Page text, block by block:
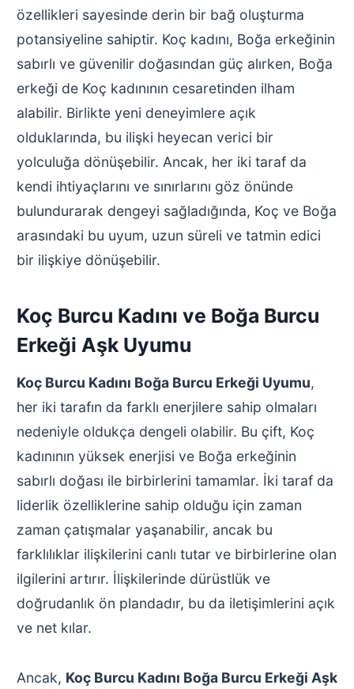
özellikleri sayesinde derin bir bağ oluşturma
potansiyeline sahiptir. Koç kadını, Boğa erkeğinin
sabırlı ve güvenilir doğasından güç alırken, Boğa
erkeği de Koç kadınının cesaretinden ilham
alabilir. Birlikte yeni deneyimlere açık
olduklarında, bu ilişki heyecan verici bir
yolculuğa dönüşebilir. Ancak, her iki taraf da
kendi ihtiyaçlarını ve sınırlarını göz önünde
bulundurarak dengeyi sağladığında, Koç ve Boğa
arasındaki bu uyum, uzun süreli ve tatmin edici
bir ilişkiye dönüşebilir.
Koç Burcu Kadını ve Boğa Burcu
Erkeği Aşk Uyumu
Koç Burcu Kadını Boğa Burcu Erkeği Uyumu,
her iki tarafın da farklı enerjilere sahip olmaları
nedeniyle oldukça dengeli olabilir. Bu çift, Koç
kadınının yüksek enerjisi ve Boğa erkeğinin
sabırlı doğası ile birbirlerini tamamlar. İki taraf da
liderlik özelliklerine sahip olduğu için zaman
zaman çatışmalar yaşanabilir, ancak bu
farklılıklar ilişkilerini canlı tutar ve birbirlerine olan
ilgilerini artırır. İlişkilerinde dürüstlük ve
doğrudanlık ön plandadır, bu da iletişimlerini açık
ve net kılar.
Ancak, Koç Burcu Kadını Boğa Burcu Erkeği Aşk